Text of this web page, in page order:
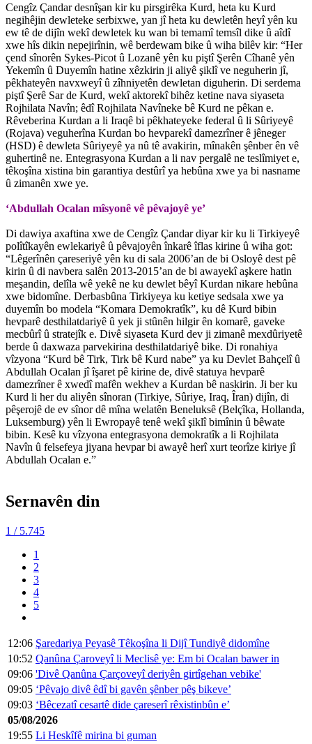
Cengîz Çandar desnîşan kir ku pirsgirêka Kurd, heta ku Kurd
negihêjin dewleteke serbixwe, yan jî heta ku dewletên heyî yên ku
ew tê de dijîn wekî dewletek ku wan bi temamî temsîl dike û aîdî
xwe hîs dikin nepejirînin, wê berdewam bike û wiha bilêv kir: “Her
çend sînorên Sykes-Picot û Lozanê yên ku piştî Şerên Cîhanê yên
Yekemîn û Duyemîn hatine xêzkirin ji aliyê şiklî ve neguherin jî,
pêkhateyên navxweyî û zîhniyetên dewletan diguherin. Di serdema
piştî Şerê Sar de Kurd, wekî aktorekî bihêz ketine nava siyaseta
Rojhilata Navîn; êdî Rojhilata Navîneke bê Kurd ne pêkan e.
Rêveberina Kurdan a li Iraqê bi pêkhateyeke federal û li Sûriyeyê
(Rojava) veguherîna Kurdan bo hevparekî damezrîner ê jêneger
(HSD) ê dewleta Sûriyeyê ya nû tê avakirin, mînakên şênber ên vê
guhertinê ne. Entegrasyona Kurdan a li nav pergalê ne teslîmiyet e,
têkoşîna xistina bin garantiya destûrî ya hebûna xwe ya bi nasname
û zimanên xwe ye.
‘Abdullah Ocalan mîsyonê vê pêvajoyê ye’
Di dawiya axaftina xwe de Cengîz Çandar diyar kir ku li Tirkiyeyê
polîtîkayên ewlekariyê û pêvajoyên înkarê îflas kirine û wiha got:
“Lêgerînên çareseriyê yên ku di sala 2006’an de bi Osloyê dest pê
kirin û di navbera salên 2013-2015’an de bi awayekî aşkere hatin
meşandin, delîla wê yekê ne ku dewlet bêyî Kurdan nikare hebûna
xwe bidomîne. Derbasbûna Tirkiyeya ku ketiye sedsala xwe ya
duyemîn bo modela “Komara Demokratîk”, ku dê Kurd bibin
hevparê desthilatdariyê û yek ji stûnên hilgir ên komarê, gaveke
mecbûrî û stratejîk e. Divê siyaseta Kurd dev ji zimanê mexdûriyetê
berde û daxwaza parvekirina desthilatdariyê bike. Di ronahiya
vîzyona “Kurd bê Tirk, Tirk bê Kurd nabe” ya ku Devlet Bahçelî û
Abdullah Ocalan jî îşaret pê kirine de, divê statuya hevparê
damezrîner ê xwedî mafên wekhev a Kurdan bê naskirin. Ji ber ku
Kurd li her du aliyên sînoran (Tirkiye, Sûriye, Iraq, Îran) dijîn, di
pêşerojê de ev sînor dê mîna welatên Beneluksê (Belçîka, Hollanda,
Luksemburg) yên li Ewropayê tenê wekî şiklî bimînin û bêwate
bibin. Kesê ku vîzyona entegrasyona demokratîk a li Rojhilata
Navîn û felsefeya jiyana hevpar bi awayê herî xurt teorîze kiriye jî
Abdullah Ocalan e.”
Sernavên din
1 / 5.745
1
2
3
4
5
12:06 Şaredariya Peyasê Têkoşîna li Dijî Tundiyê didomîne
10:52 Qanûna Çaroveyî li Meclisê ye: Em bi Ocalan bawer in
09:06 'Divê Qanûna Çarçoveyî deriyên girtîgehan vebike'
09:05 ‘Pêvajo divê êdî bi gavên şênber pêş bikeve’
09:03 ‘Bêcezatî cesartê dide çareserî rêxistinbûn e’
05/08/2026
19:55 Li Heskîfê mirina bi guman